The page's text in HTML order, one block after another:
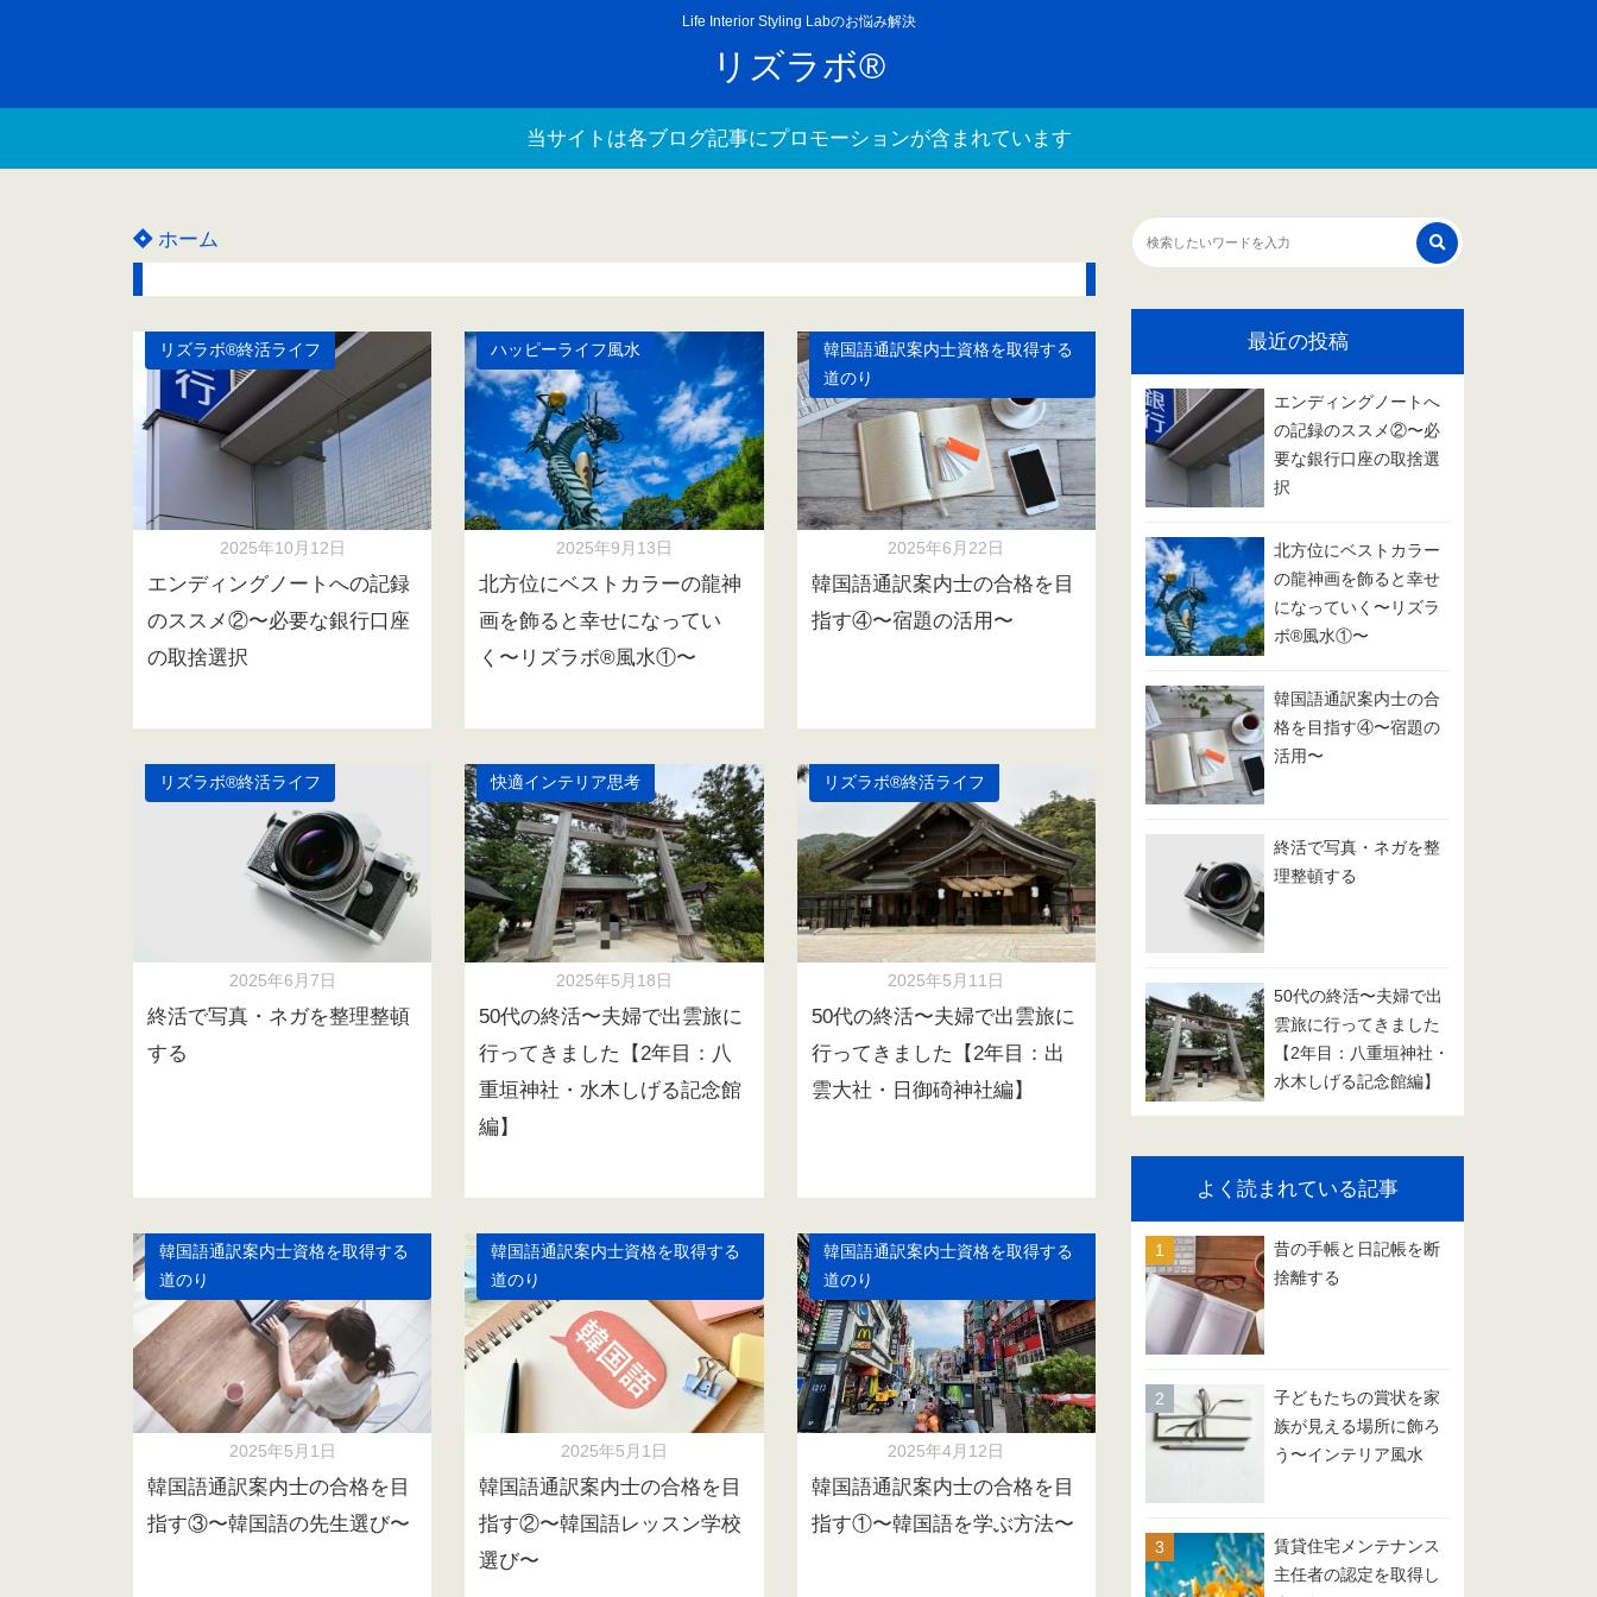
Life Interior Styling Labのお悩み解決
リズラボ®
当サイトは各ブログ記事にプロモーションが含まれています
ホーム
リズラボ®️終活ライフ
2025年10月12日
エンディングノートへの記録
のススメ②〜必要な銀行口座
の取捨選択
ハッピーライフ風水
2025年9月13日
北方位にベストカラーの龍神
画を飾ると幸せになってい
く〜リズラボ®️風水①〜
韓国語通訳案内士資格を取得する
道のり
2025年6月22日
韓国語通訳案内士の合格を目
指す④〜宿題の活用〜
リズラボ®️終活ライフ
2025年6月7日
終活で写真・ネガを整理整頓
する
快適インテリア思考
2025年5月18日
50代の終活〜夫婦で出雲旅に
行ってきました【2年目：八
重垣神社・水木しげる記念館
編】
リズラボ®️終活ライフ
2025年5月11日
50代の終活〜夫婦で出雲旅に
行ってきました【2年目：出
雲大社・日御碕神社編】
韓国語通訳案内士資格を取得する
道のり
2025年5月1日
韓国語通訳案内士の合格を目
指す③〜韓国語の先生選び〜
韓国語通訳案内士資格を取得する
道のり
2025年5月1日
韓国語通訳案内士の合格を目
指す②〜韓国語レッスン学校
選び〜
韓国語通訳案内士資格を取得する
道のり
2025年4月12日
韓国語通訳案内士の合格を目
指す①〜韓国語を学ぶ方法〜
最近の投稿
エンディングノートへ
の記録のススメ②〜必
要な銀行口座の取捨選
択
北方位にベストカラー
の龍神画を飾ると幸せ
になっていく〜リズラ
ボ®️風水①〜
韓国語通訳案内士の合
格を目指す④〜宿題の
活用〜
終活で写真・ネガを整
理整頓する
50代の終活〜夫婦で出
雲旅に行ってきました
【2年目：八重垣神社・
水木しげる記念館編】
よく読まれている記事
昔の手帳と日記帳を断
捨離する
子どもたちの賞状を家
族が見える場所に飾ろ
う〜インテリア風水
賃貸住宅メンテナンス
主任者の認定を取得し